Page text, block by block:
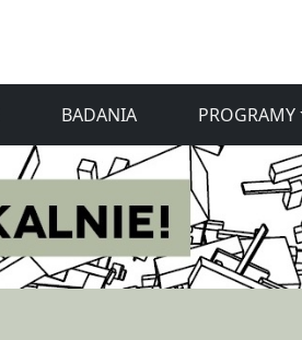
BADANIA PROGRAMY